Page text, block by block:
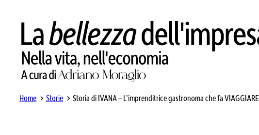
Home Storie Storia di IVANA – L’imprenditrice gastronoma che fa VIAGGIARE